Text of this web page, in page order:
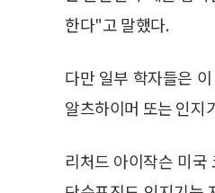
한다"고 말했다.
다만 일부 학자들은
알츠하이머 또는 인지
리처드 아이작슨 미